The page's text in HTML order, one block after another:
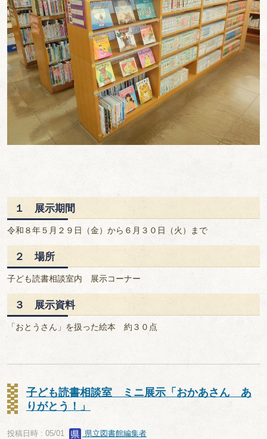
１ 展示期間
令和８年５月２９日（金）から６月３０日（火）まで
２ 場所
子ども読書相談室内 展示コーナー
３ 展示資料
「おとうさん」を扱った絵本 約３０点
子ども読書相談室 ミニ展示「おかあさん あ
りがとう！」
投稿日時 : 05/01 県立図書館編集者